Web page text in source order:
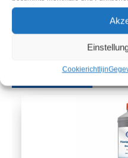
Cookierichtlijn
in Duitsland